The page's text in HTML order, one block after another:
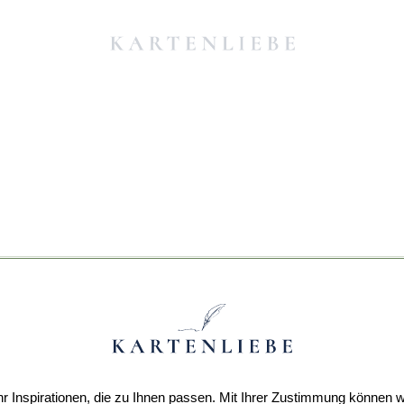
Inspirationen, die zu Ihnen passen. Mit Ihrer Zustimmung können